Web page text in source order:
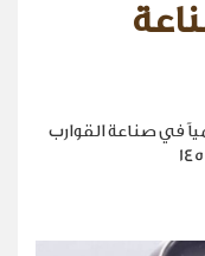
في صناعة القوارب